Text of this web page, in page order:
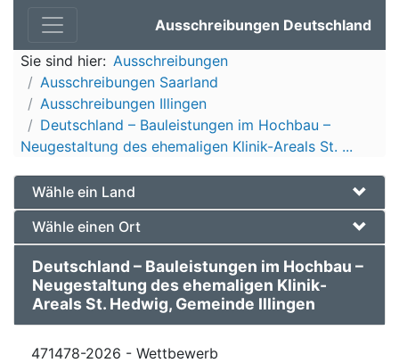
Ausschreibungen Deutschland
Sie sind hier: Ausschreibungen
Ausschreibungen Saarland
Ausschreibungen Illingen
Deutschland – Bauleistungen im Hochbau –
Neugestaltung des ehemaligen Klinik-Areals St. ...
Wähle ein Land
Wähle einen Ort
Deutschland – Bauleistungen im Hochbau –
Neugestaltung des ehemaligen Klinik-
Areals St. Hedwig, Gemeinde Illingen
471478-2026 - Wettbewerb